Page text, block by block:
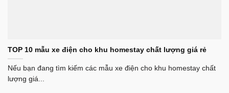
TOP 10 mẫu xe điện cho khu homestay chất lượng giá rẻ
Nếu bạn đang tìm kiếm các mẫu xe điện cho khu homestay chất
lượng giá...